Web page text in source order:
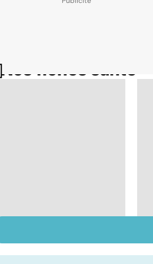
Nos fiches santé
si c'était un